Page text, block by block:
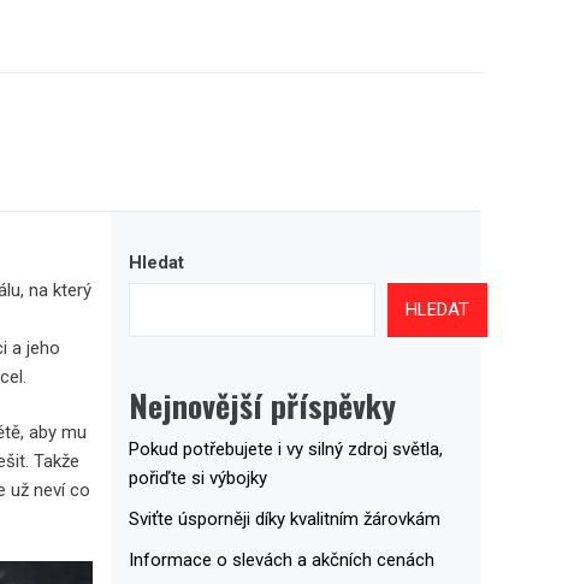
na který
a jeho
aby mu
Takže
už neví co
Hledat
HLEDAT
Nejnovější příspěvky
Pokud potřebujete i vy silný zdroj světla,
pořiďte si výbojky
Sviťte úsporněji díky kvalitním žárovkám
Informace o slevách a akčních cenách